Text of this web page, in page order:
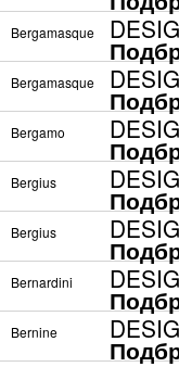
Bergamasque
Bergamasque
Bergamo
Bergius
Bergius
Bernardini
Bernine